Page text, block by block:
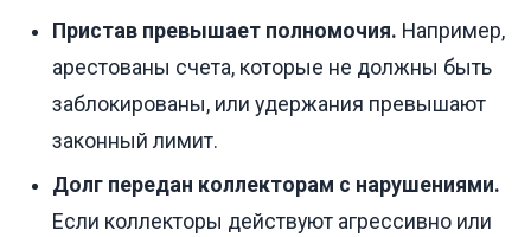
Пристав превышает полномочия. Например,
арестованы счета, которые не должны быть
заблокированы, или удержания превышают
законный лимит.
Долг передан коллекторам с нарушениями.
Если коллекторы действуют агрессивно или